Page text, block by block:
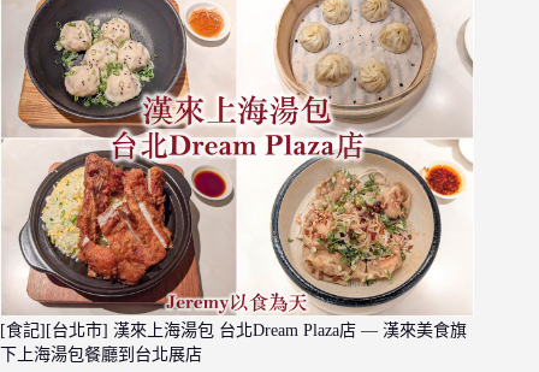
[食記][台北市] 漢來上海湯包 台北Dream Plaza店 — 漢來美食旗
下上海湯包餐廳到台北展店